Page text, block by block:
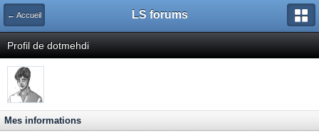
← Accueil LS forums
Profil de dotmehdi
Mes informations